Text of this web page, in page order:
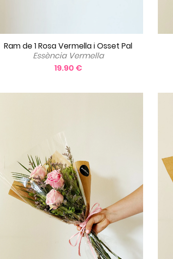
Ram de 1 Rosa Vermella i Osset Pal
Essència Vermella
19.90 €